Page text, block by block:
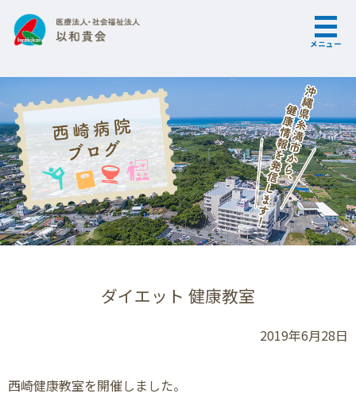
ダイエット 健康教室
2019年6月28日
西崎健康教室を開催しました。
メニュー